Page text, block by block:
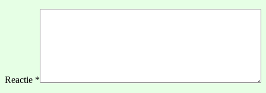
Reactie *